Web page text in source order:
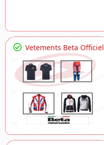
Vetements Beta Officiel